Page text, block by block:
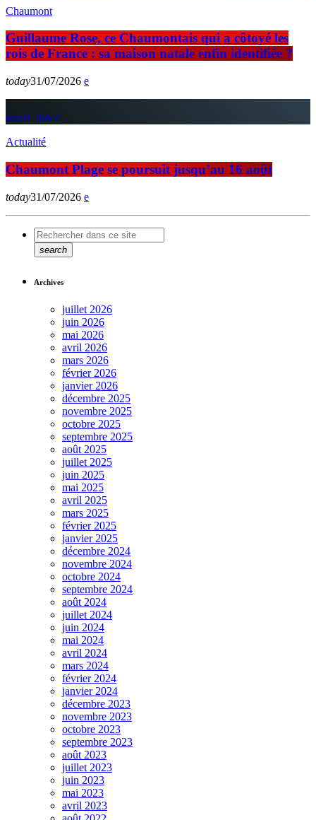
Chaumont
Guillaume Rose, ce Chaumontais qui a côtoyé les
rois de France : sa maison natale enfin identifiée ?
today31/07/2026
insert_link
Actualité
Chaumont Plage se poursuit jusqu’au 16 août
today31/07/2026
search
Archives
juillet 2026
juin 2026
mai 2026
avril 2026
mars 2026
février 2026
janvier 2026
décembre 2025
novembre 2025
octobre 2025
septembre 2025
août 2025
juillet 2025
juin 2025
mai 2025
avril 2025
mars 2025
février 2025
janvier 2025
décembre 2024
novembre 2024
octobre 2024
septembre 2024
août 2024
juillet 2024
juin 2024
mai 2024
avril 2024
mars 2024
février 2024
janvier 2024
décembre 2023
novembre 2023
octobre 2023
septembre 2023
août 2023
juillet 2023
juin 2023
mai 2023
avril 2023